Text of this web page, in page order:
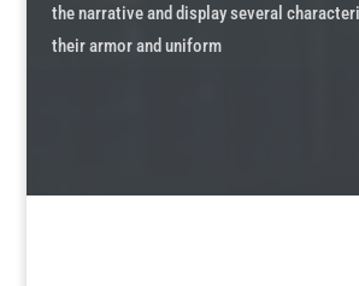
the narrative and display several
their armor and uniform